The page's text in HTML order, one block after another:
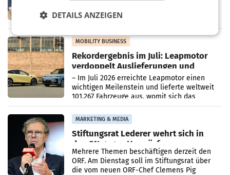
Vorarlberger Kaufmann Jürgen Albrecht ist
Bundeskartellanwalt
MOBILITY BUSINESS
Rekordergebnis im Juli: Leapmotor
verdoppelt Auslieferungen und
überschreitet die 100.000er-Marke
– Im Juli 2026 erreichte Leapmotor einen
wichtigen Meilenstein und lieferte weltweit
101.267 Fahrzeuge aus, womit sich das
Ergebnis gegenüber Juli 2025 mehr als
verdoppelte (+102
MARKETING & MEDIA
Stiftungsrat Lederer wehrt sich in
den SN gegen Vorwürfe
Mehrere Themen beschäftigen derzeit den
ORF. Am Dienstag soll im Stiftungsrat über
die vom neuen ORF-Chef Clemens Pig
DETAILS ANZEIGEN